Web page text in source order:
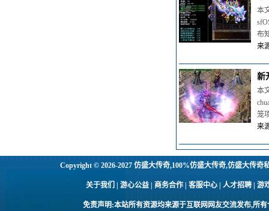
本
布
来
新
本
笼
来
Copyright © 2026-2027仿盛大传奇,100%仿盛大传奇,仿盛大传奇
关于我们 | 游心公益 | 商务合作 | 客服中心 | 人才招聘 |
免责声明:本站所有资源均来源于互联网网友交流发布,所